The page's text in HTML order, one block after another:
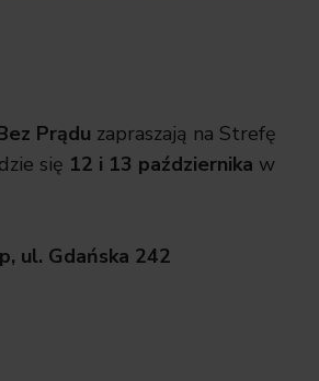
Prądu zapraszają na Strefę
się 12 i 13 października w
ul. Gdańska 242